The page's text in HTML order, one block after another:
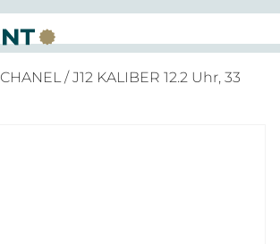
CHANEL/ J12 KALIBER 12.2 Uhr, 33